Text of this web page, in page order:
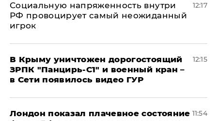
Социальную напряженность внутри
РФ провоцирует самый неожиданный
игрок
12:17
В Крыму уничтожен дорогостоящий
ЗРПК "Панцирь-С1" и военный кран –
в Сети появилось видео ГУР
12:15
Лондон показал плачевное состояние 11:54